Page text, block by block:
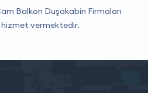
Balkon Duşakabin Firmaları
vermektedir.